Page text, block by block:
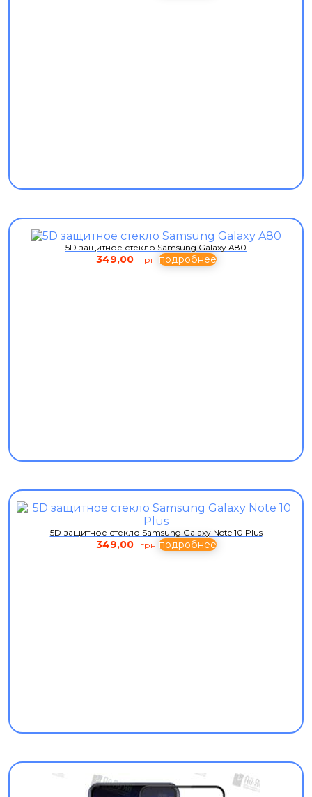
5D защитное стекло Samsung Galaxy A80
349,00 грн подробнее
5D защитное стекло Samsung Galaxy Note 10 Plus
349,00 грн подробнее